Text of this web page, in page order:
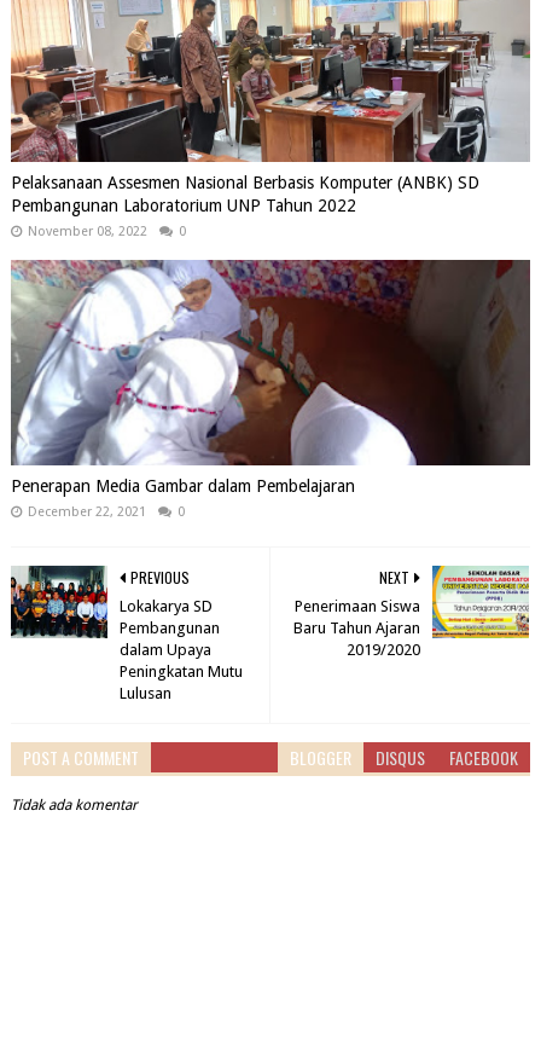
Pelaksanaan Assesmen Nasional Berbasis Komputer (ANBK) SD
Pembangunan Laboratorium UNP Tahun 2022
November 08, 2022 0
Penerapan Media Gambar dalam Pembelajaran
December 22, 2021 0
NEXT
Penerimaan Siswa
Baru Tahun Ajaran
2019/2020
PREVIOUS
Lokakarya SD
Pembangunan
dalam Upaya
Peningkatan Mutu
Lulusan
POST A COMMENT BLOGGER DISQUS FACEBOOK
Tidak ada komentar